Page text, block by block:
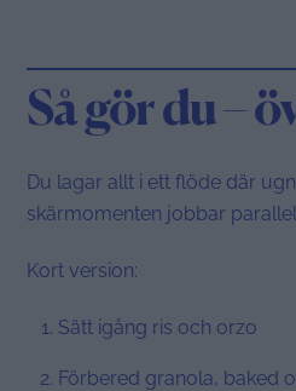
Så gör du –
Du lagar allt i ett flöde där
skärmomenten jobbar
Kort version:
Sätt igång ris och orzo
Förbered granola, baked